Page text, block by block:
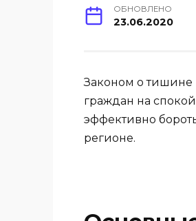
ОБНОВЛЕНО
23.06.2020
Законом о тишине
граждан на
эффективно
регионе.